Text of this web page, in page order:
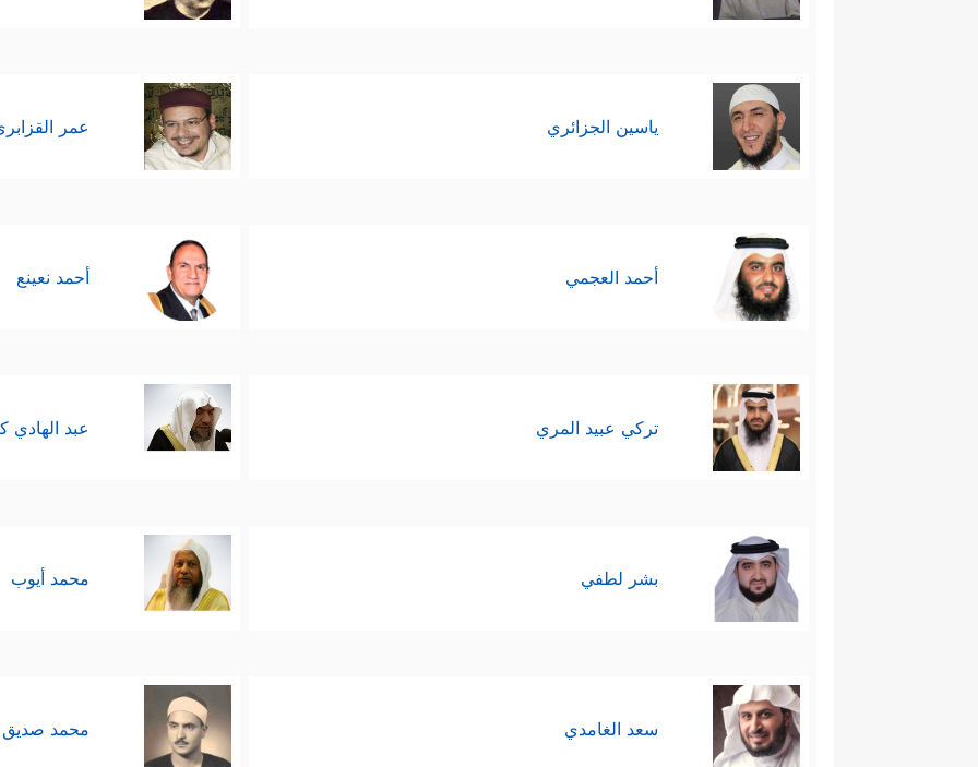
ياسين الجزائري عمر
أحمد العجمي أحمد نعينع
تركي عبيد المري عبد الهادي
بشر لطفي محمد أيوب
سعد الغامدي محمد صديق